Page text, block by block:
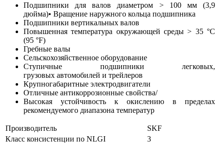
Подшипники для валов диаметром > 100 мм (3,9
дюйма)• Вращение наружного кольца подшипника
Подшипники вертикальных валов
Повышенная температура окружающей среды > 35 °C
(95 °F)
Гребные валы
Сельскохозяйственное оборудование
Ступичные подшипники легковых,
грузовых автомобилей и трейлеров
Крупногабаритные электродвигатели
Отличные антикоррозионные свойства/
Высокая устойчивость к окислению в пределах
рекомендуемого диапазона температур
Производитель
SKF
Класс консистенции по NLGI
3